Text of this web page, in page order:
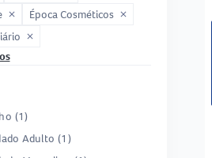
close Época Cosméticos close
close
(1)
Adulto (1)